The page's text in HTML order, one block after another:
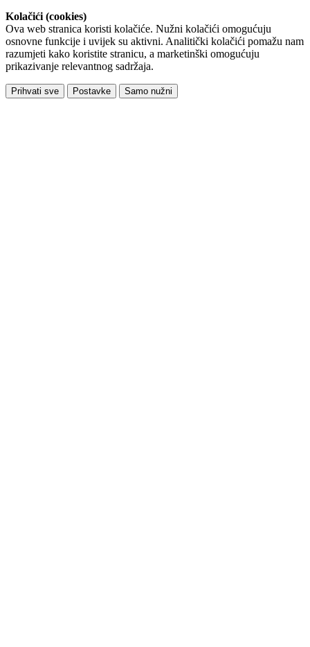
Kolačići (cookies)
Ova web stranica koristi kolačiće. Nužni kolačići omogućuju
osnovne funkcije i uvijek su aktivni. Analitički kolačići pomažu nam
razumjeti kako koristite stranicu, a marketinški omogućuju
prikazivanje relevantnog sadržaja.
Prihvati sve Postavke Samo nužni